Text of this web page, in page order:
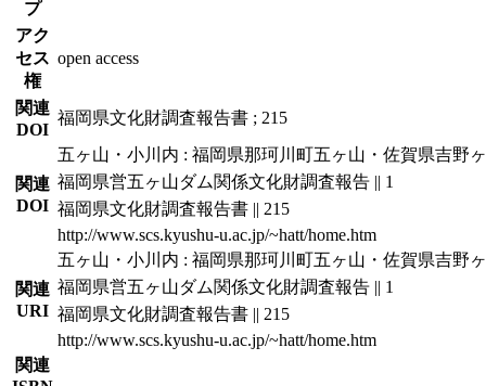
プ
アク
セス
権
open access
関連
DOI
福岡県文化財調査報告書 ; 215
関連
DOI
五ヶ山・小川内 : 福岡県那珂川町五ヶ山・佐賀県吉野
福岡県営五ヶ山ダム関係文化財調査報告 || 1
福岡県文化財調査報告書 || 215
http://www.scs.kyushu-u.ac.jp/~hatt/home.htm
関連
URI
五ヶ山・小川内 : 福岡県那珂川町五ヶ山・佐賀県吉野
福岡県営五ヶ山ダム関係文化財調査報告 || 1
福岡県文化財調査報告書 || 215
http://www.scs.kyushu-u.ac.jp/~hatt/home.htm
関連